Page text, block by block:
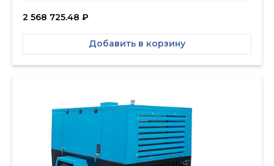
2 568 725.48 ₽
Добавить в корзину